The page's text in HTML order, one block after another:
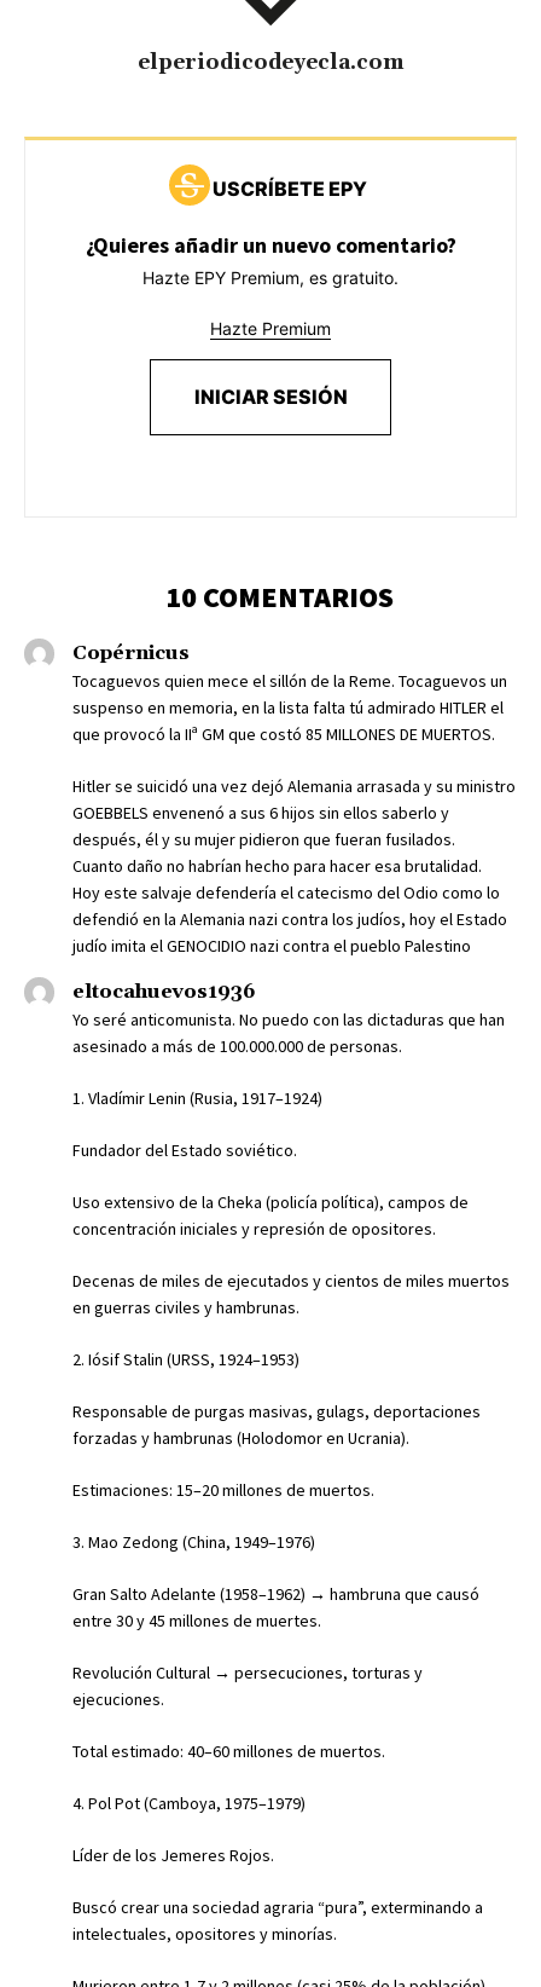
elperiodicodeyecla.com
USCRÍBETE EPY
¿Quieres añadir un nuevo comentario?
Hazte EPY Premium, es gratuito.
Hazte Premium
INICIAR SESIÓN
10 COMENTARIOS
Copérnicus
Tocaguevos quien mece el sillón de la Reme. Tocaguevos un
suspenso en memoria, en la lista falta tú admirado HITLER el
que provocó la IIª GM que costó 85 MILLONES DE MUERTOS.
Hitler se suicidó una vez dejó Alemania arrasada y su ministro
GOEBBELS envenenó a sus 6 hijos sin ellos saberlo y
después, él y su mujer pidieron que fueran fusilados.
Cuanto daño no habrían hecho para hacer esa brutalidad.
Hoy este salvaje defendería el catecismo del Odio como lo
defendió en la Alemania nazi contra los judíos, hoy el Estado
judío imita el GENOCIDIO nazi contra el pueblo Palestino
eltocahuevos1936
Yo seré anticomunista. No puedo con las dictaduras que han
asesinado a más de 100.000.000 de personas.
1. Vladímir Lenin (Rusia, 1917–1924)
Fundador del Estado soviético.
Uso extensivo de la Cheka (policía política), campos de
concentración iniciales y represión de opositores.
Decenas de miles de ejecutados y cientos de miles muertos
en guerras civiles y hambrunas.
2. Iósif Stalin (URSS, 1924–1953)
Responsable de purgas masivas, gulags, deportaciones
forzadas y hambrunas (Holodomor en Ucrania).
Estimaciones: 15–20 millones de muertos.
3. Mao Zedong (China, 1949–1976)
Gran Salto Adelante (1958–1962) → hambruna que causó
entre 30 y 45 millones de muertes.
Revolución Cultural → persecuciones, torturas y
ejecuciones.
Total estimado: 40–60 millones de muertos.
4. Pol Pot (Camboya, 1975–1979)
Líder de los Jemeres Rojos.
Buscó crear una sociedad agraria “pura”, exterminando a
intelectuales, opositores y minorías.